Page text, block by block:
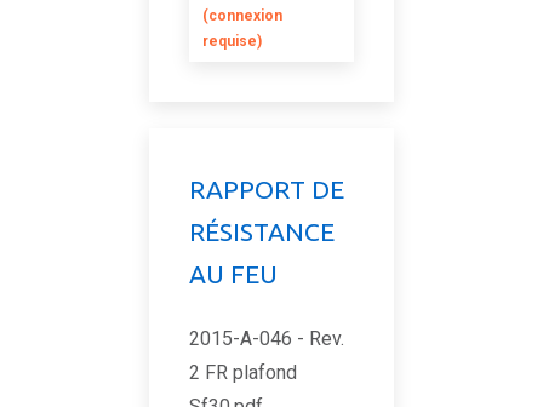
(connexion
requise)
RAPPORT DE
RÉSISTANCE
AU FEU
2015-A-046 - Rev.
2 FR plafond